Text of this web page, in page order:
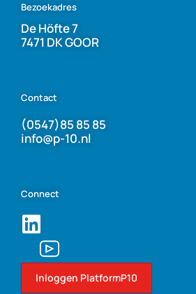
Bezoekadres
De Höfte 7
7471 DK GOOR
Contact
(0547)85 85 85
info@p-10.nl
Connect
Inloggen PlatformP10